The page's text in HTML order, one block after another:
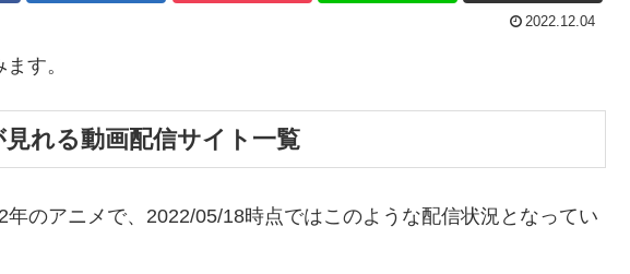
2022.12.04
す。
れる動画配信サイト一覧
年のアニメで、2022/05/18時点ではこのような配信状況となってい